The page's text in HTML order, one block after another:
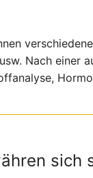
Nach einer
sich